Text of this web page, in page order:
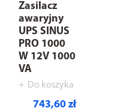
Zasilacz
awaryjny
UPS SINUS
PRO 1000
W 12V 1000
VA
Do koszyka
743,60 zł